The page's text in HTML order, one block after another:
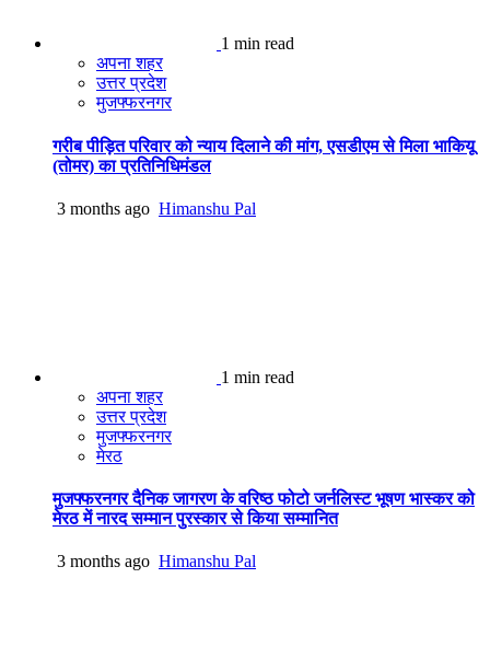
1 min read
अपना शहर
उत्तर प्रदेश
मुजफ्फरनगर
गरीब पीड़ित परिवार को न्याय दिलाने की मांग, एसडीएम से मिला भाकियू
(तोमर) का प्रतिनिधिमंडल
3 months ago Himanshu Pal
1 min read
अपना शहर
उत्तर प्रदेश
मुजफ्फरनगर
मेरठ
मुजफ्फरनगर दैनिक जागरण के वरिष्ठ फोटो जर्नलिस्ट भूषण भास्कर को
मेरठ में नारद सम्मान पुरस्कार से किया सम्मानित
3 months ago Himanshu Pal